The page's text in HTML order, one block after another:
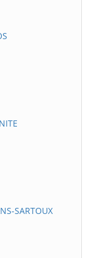
SARTOUX